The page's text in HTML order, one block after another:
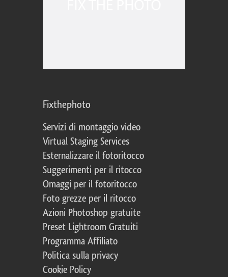
Fixthephoto
Servizi di montaggio video
Virtual Staging Services
Esternalizzare il fotoritocco
Suggerimenti per il ritocco
Omaggi per il fotoritocco
Foto grezze per il ritocco
Azioni Photoshop gratuite
Preset Lightroom Gratuiti
Programma Affiliato
Politica sulla privacy
Cookie Policy